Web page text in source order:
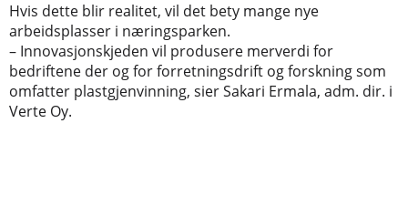
Hvis dette blir realitet, vil det bety mange nye
arbeidsplasser i næringsparken.
– Innovasjonskjeden vil produsere merverdi for
bedriftene der og for forretningsdrift og forskning som
omfatter plastgjenvinning, sier Sakari Ermala, adm. dir. i
Verte Oy.